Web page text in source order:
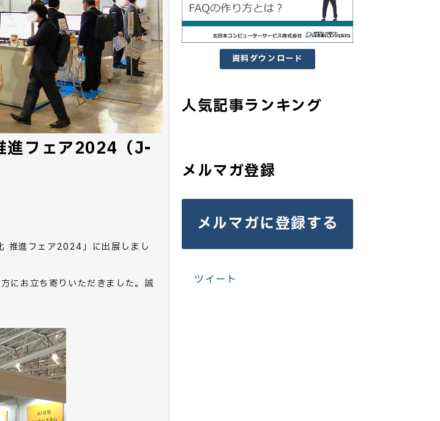
進フェア2024（J-
推進フェア2024」に出展しまし
にお立ち寄りいただきました。誠
資料ダウンロード
人気記事ランキング
メルマガ登録
メルマガに登録する
ツイート